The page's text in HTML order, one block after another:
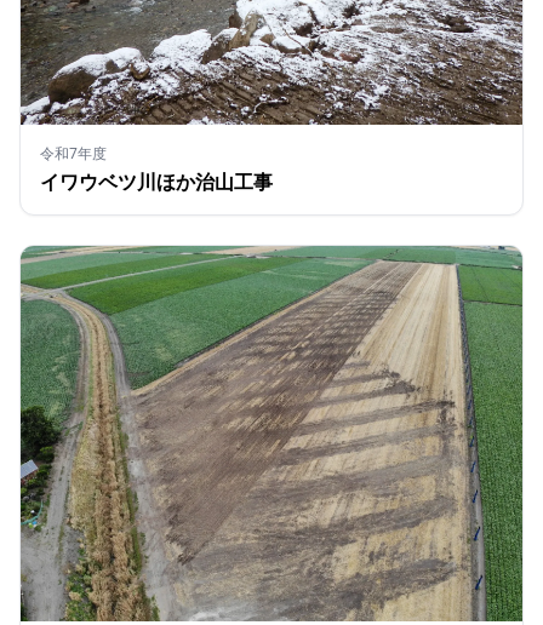
令和7年度
イワウベツ川ほか治山工事